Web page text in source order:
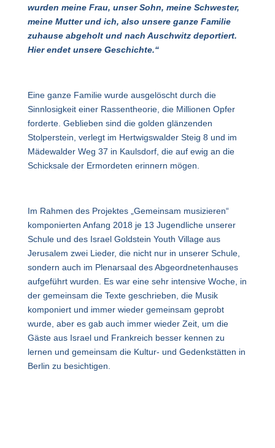
wurden meine Frau, unser Sohn, meine Schwester,
meine Mutter und ich, also unsere ganze Familie
zuhause abgeholt und nach Auschwitz deportiert.
Hier endet unsere Geschichte.“
Eine ganze Familie wurde ausgelöscht durch die
Sinnlosigkeit einer Rassentheorie, die Millionen Opfer
forderte. Geblieben sind die golden glänzenden
Stolperstein, verlegt im Hertwigswalder Steig 8 und im
Mädewalder Weg 37 in Kaulsdorf, die auf ewig an die
Schicksale der Ermordeten erinnern mögen.
Im Rahmen des Projektes „Gemeinsam musizieren“
komponierten Anfang 2018 je 13 Jugendliche unserer
Schule und des Israel Goldstein Youth Village aus
Jerusalem zwei Lieder, die nicht nur in unserer Schule,
sondern auch im Plenarsaal des Abgeordnetenhauses
aufgeführt wurden. Es war eine sehr intensive Woche, in
der gemeinsam die Texte geschrieben, die Musik
komponiert und immer wieder gemeinsam geprobt
wurde, aber es gab auch immer wieder Zeit, um die
Gäste aus Israel und Frankreich besser kennen zu
lernen und gemeinsam die Kultur- und Gedenkstätten in
Berlin zu besichtigen.